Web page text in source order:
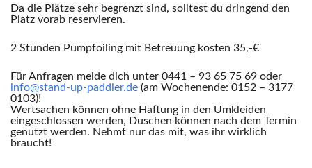
Da die Plätze sehr begrenzt sind, solltest du dringend den
Platz vorab reservieren.
2 Stunden Pumpfoiling mit Betreuung kosten 35,-€
Für Anfragen melde dich unter 0441 – 93 65 75 69 oder
info@stand-up-paddler.de (am Wochenende: 0152 – 3177
0103)!
Wertsachen können ohne Haftung in den Umkleiden
eingeschlossen werden, Duschen können nach dem Termin
genutzt werden. Nehmt nur das mit, was ihr wirklich
braucht!